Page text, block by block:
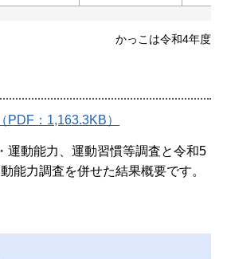
かっこは令和4年度
PDF：1,163.3KB）
運動能力、運動習慣等調査と令和5
能力調査を併せた結果概要です。